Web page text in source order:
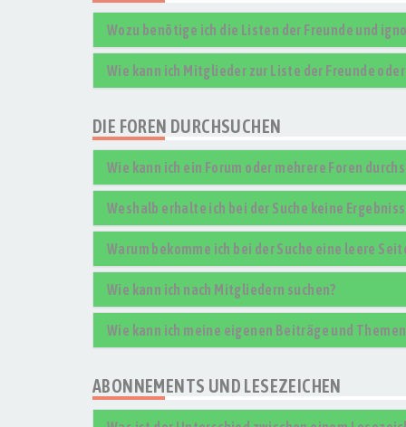
Wozu benötige ich die Listen der Freunde und
Wie kann ich Mitglieder zur Liste der Freunde
DIE FOREN DURCHSUCHEN
Wie kann ich ein Forum oder mehrere Foren
Weshalb erhalte ich bei der Suche keine
Warum bekomme ich bei der Suche eine leere
Wie kann ich nach Mitgliedern suchen?
Wie kann ich meine eigenen Beiträge und
ABONNEMENTS UND LESEZEICHEN